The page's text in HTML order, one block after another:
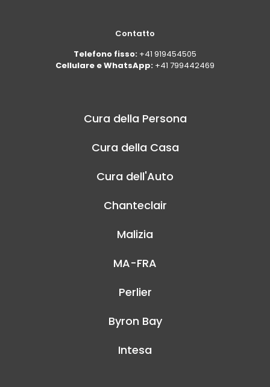
Contatto
Telefono fisso: +41 919454505
Cellulare e WhatsApp: +41 799442469
Cura della Persona
Cura della Casa
Cura dell'Auto
Chanteclair
Malizia
MA-FRA
Perlier
Byron Bay
Intesa